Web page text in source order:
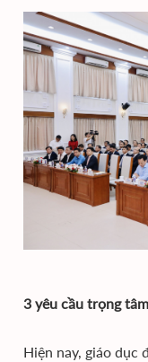
3 yêu cầu trọng
Hiện nay, giáo dục